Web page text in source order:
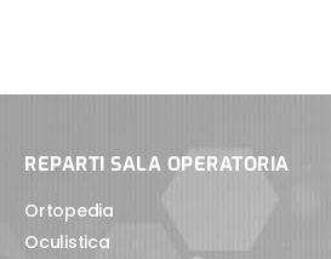
REPARTI SALA OPERATORIA
Ortopedia
Oculistica